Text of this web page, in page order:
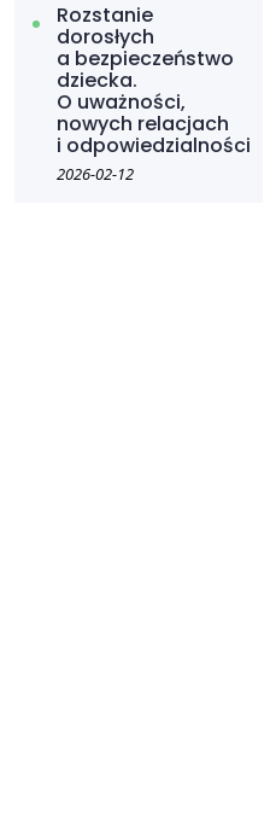
Rozstanie
dorosłych
a bezpieczeństwo
dziecka.
O uważności,
nowych relacjach
i odpowiedzialności
2026-02-12